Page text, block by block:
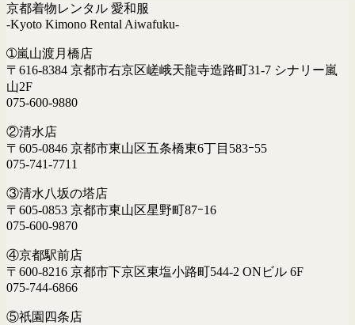
京都着物レンタル 愛和服
-Kyoto Kimono Rental Aiwafuku-
➀嵐山渡月橋店
〒616-8384 京都市右京区嵯峨天龍寺造路町31-7 シナリー嵐
山2F
075-600-9880
②清水店
〒605-0846 京都市東山区五条橋東6丁目583ｰ55
075-741-7711
③清水八坂の塔店
〒605-0853 京都市東山区星野町87ｰ16
075-600-9870
④京都駅前店
〒600-8216 京都市下京区東塩小路町544-2 ONビル 6F
075-744-6866
⑤祇園四条店